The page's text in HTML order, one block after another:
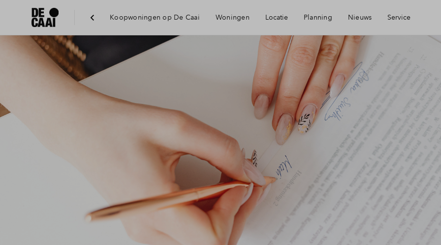
Koopwoningen op De Caai Woningen Locatie
Bereikbaarheid
Voorzieningen
Duurzaamheid
Groene woonomgeving
Planning Nieuws Service
Financiele check